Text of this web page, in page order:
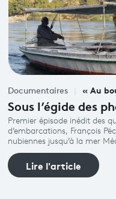
Documentaires « Au
Sous l’égide des
Premier épisode inédit des
d’embarcations, François
nubiennes jusqu’à la mer
Lire l'article